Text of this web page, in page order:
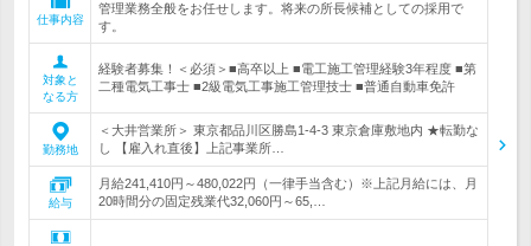
仕事内容
管理業務全般をお任せします。将来の所長候補としての採用で
す。
対象と
なる方
経験者募集！＜必須＞■高卒以上 ■電工施工管理経験3年程度 ■第
二種電気工事士 ■2級電気工事施工管理技士 ■普通自動車免許
勤務地
＜大井営業所＞ 東京都品川区勝島1‐4‐3 東京倉庫敷地内 ★転勤な
し 【雇入れ直後】上記事業所…
給与
月給241,410円～480,022円（一律手当含む）※上記月給には、月
20時間分の固定残業代32,060円～65,…